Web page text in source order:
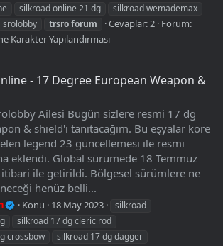
silkroad online 21 dg
silkroad wemademax
srolobby trsroforum Cevaplar: 2 Forum:
Karakter Yapılandırması
- 17 Degree European Weapon &
Ailesi Bugün sizlere resmi 17 dg
& shield'i tanıtacağım. Bu eşyalar kore
legend 23 güncellemesi ile resmi
eklendi. Global sürümede 18 Temmuz
ile getirildi. Bölgesel sürümlere ne
henüz belli...
Konu 18 May 2023
silkroad
silkroad 17 dg cleric rod
crossbow
silkroad 17 dg dagger